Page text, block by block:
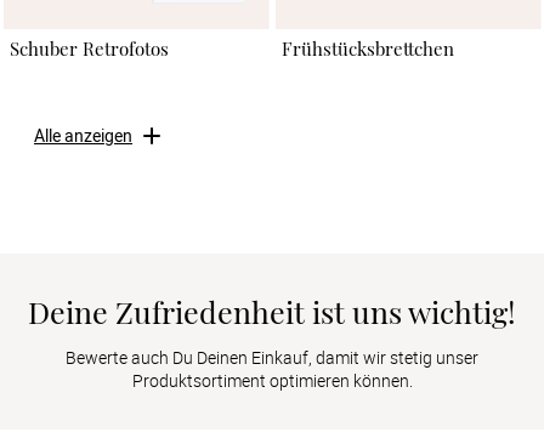
Schuber Retrofotos Frühstücksbrettchen
Alle anzeigen
Deine Zufriedenheit ist uns wichtig!
Bewerte auch Du Deinen Einkauf, damit wir stetig unser
Produktsortiment optimieren können.